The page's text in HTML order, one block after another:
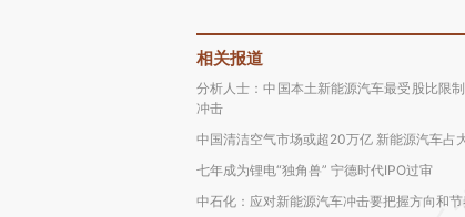
相关报道
分析人士：中国本土新能源汽车最受股比限
冲击
中国清洁空气市场或超20万亿 新能源汽车占
七年成为锂电“独角兽” 宁德时代IPO过审
中石化：应对新能源汽车冲击要把握方向和节